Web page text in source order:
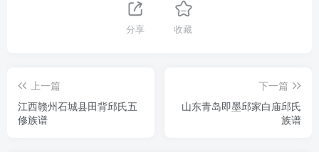
分享 收藏
上一篇
江西赣州石城县田背邱氏五
修族谱
下一篇
山东青岛即墨邱家白庙邱氏
族谱